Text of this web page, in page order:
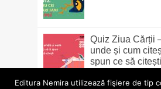
Quiz Ziua Cărții
unde și cum
spun ce să citești
Editura Nemira utilizează fişiere de tip